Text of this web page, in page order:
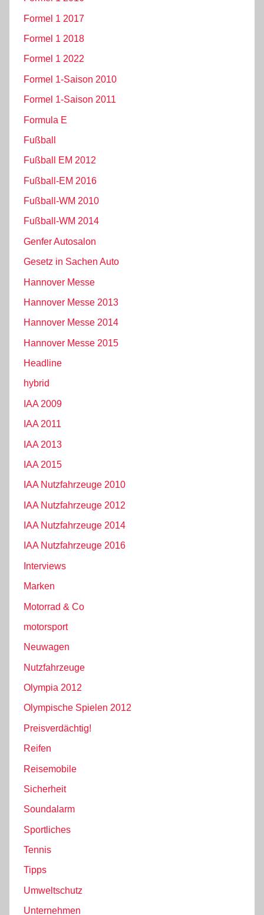
Formel 1 2017
Formel 1 2018
Formel 1 2022
Formel 1-Saison 2010
Formel 1-Saison 2011
Formula E
Fußball
Fußball EM 2012
Fußball-EM 2016
Fußball-WM 2010
Fußball-WM 2014
Genfer Autosalon
Gesetz in Sachen Auto
Hannover Messe
Hannover Messe 2013
Hannover Messe 2014
Hannover Messe 2015
Headline
hybrid
IAA 2009
IAA 2011
IAA 2013
IAA 2015
IAA Nutzfahrzeuge 2010
IAA Nutzfahrzeuge 2012
IAA Nutzfahrzeuge 2014
IAA Nutzfahrzeuge 2016
Interviews
Marken
Motorrad & Co
motorsport
Neuwagen
Nutzfahrzeuge
Olympia 2012
Olympische Spielen 2012
Preisverdächtig!
Reifen
Reisemobile
Sicherheit
Soundalarm
Sportliches
Tennis
Tipps
Umweltschutz
Unternehmen